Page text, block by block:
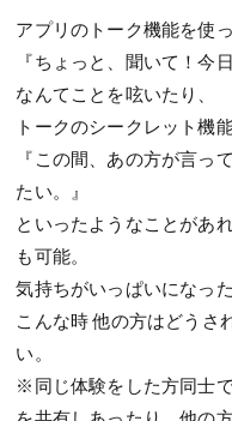
アプリのトーク機能を使っ
『ちょっと、聞いて！今
なんてことを呟いたり、
トークのシークレット機
『この間、あの方が言っ
たい。』
といったようなことがあ
も可能。
気持ちがいっぱいになっ
こんな時 他の方はどうさ
い。
※同じ体験をした方同士